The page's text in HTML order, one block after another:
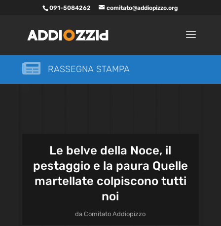
091-5084262 comitato@addiopizzo.org
 RASSEGNA STAMPA
Le belve della Noce, il
pestaggio e la paura Quelle
martellate colpiscono tutti
noi
daComitato Addiopizzo